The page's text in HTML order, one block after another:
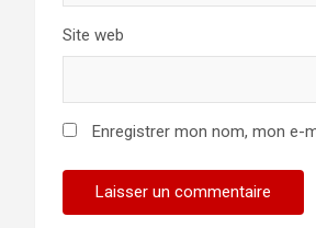
Site web
Enregistrer mon nom, mon e-